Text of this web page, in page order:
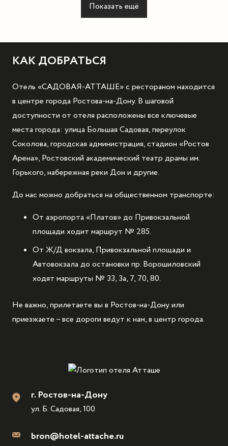
Показать ещё
КАК ДОБРАТЬСЯ
Отель «САДОВАЯ-АТТАШЕ» с рестораном находится
в центре города Ростова-на-Дону. В шаговой
доступности от отеля расположены все ключевые
места города: улица Большая Садовая, переулок
Соколова, городская администрация, стадион «Ростов
Арена», Ростовский академический театр драмы им.
Горького, набережная реки Дон и другие.
До нас можно добраться на общественном транспорте:
От аэропорта «Платов» до Привокзальной
площади ходит маршрут № 285.
От Ж/Д вокзала, Привокзальной площади и
Автовокзала до остановки пр. Ворошиловский
ходят маршруты № 33, 3а, 7, 70, 80.
Не важно, прилетаете вы в Ростов-на-Дону или
приезжаете – все дороги ведут к нам, в центр города.
г. Ростов-на-Дону
ул. Б. Садовая, 100
bron@hotel-attache.ru